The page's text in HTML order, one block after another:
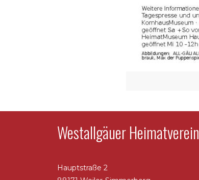
Westallgäuer Heimatverein
Hauptstraße 2